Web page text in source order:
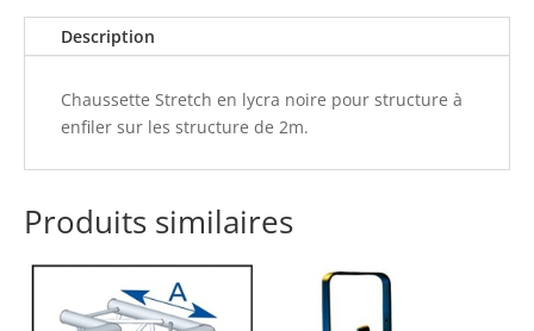
mètres
noiresDescription
Chaussette Stretch en lycra noire pour structure à
enfiler sur les structure de 2m.
Produits similaires